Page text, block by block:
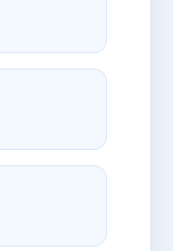
les-Bains